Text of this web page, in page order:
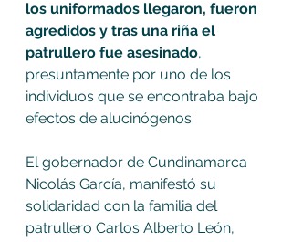
los uniformados llegaron, fueron
agredidos y tras una riña el
patrullero fue asesinado,
presuntamente por uno de los
individuos que se encontraba bajo
efectos de alucinógenos.
El gobernador de Cundinamarca
Nicolás García, manifestó su
solidaridad con la familia del
patrullero Carlos Alberto León,